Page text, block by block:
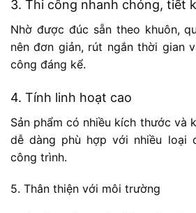
3. Thi công nhanh chóng, tiết
Nhờ được đúc sẵn theo khuôn,
nên đơn giản, rút ngắn thời gian
công đáng kể.
4. Tính linh hoạt cao
Sản phẩm có nhiều kích thước và
dễ dàng phù hợp với nhiều loại
công trình.
5. Thân thiện với môi trường